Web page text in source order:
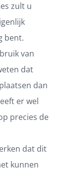
zult u
bent.
van
dat
dan
er wel
precies de
dat dit
kunnen